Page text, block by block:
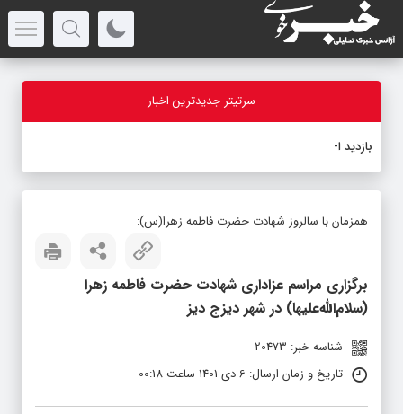
سرتیتر جدیدترین اخبار
بازدید استاندا
همزمان با سالروز شهادت حضرت فاطمه زهرا(س):
برگزاری مراسم عزاداری شهادت حضرت فاطمه زهرا
(سلام‌الله‌علیها) در شهر دیزج دیز
شناسه خبر: 20473
تاریخ و زمان ارسال: 6 دی 1401 ساعت 00:18